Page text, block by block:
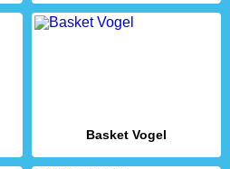
Basket Vogel